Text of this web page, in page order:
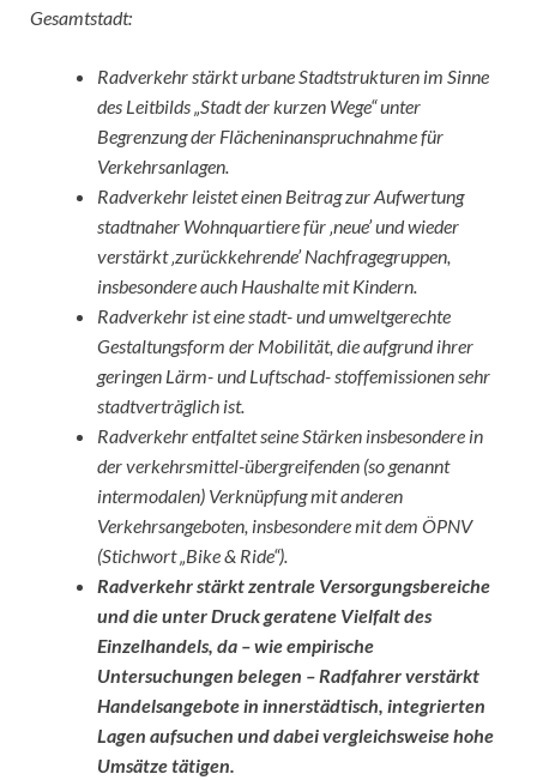
Gesamtstadt:
Radverkehr stärkt urbane Stadtstrukturen im Sinne
des Leitbilds „Stadt der kurzen Wege“ unter
Begrenzung der Flächeninanspruchnahme für
Verkehrsanlagen.
Radverkehr leistet einen Beitrag zur Aufwertung
stadtnaher Wohnquartiere für ‚neue’ und wieder
verstärkt ‚zurückkehrende’ Nachfragegruppen,
insbesondere auch Haushalte mit Kindern.
Radverkehr ist eine stadt- und umweltgerechte
Gestaltungsform der Mobilität, die aufgrund ihrer
geringen Lärm- und Luftschad- stoffemissionen sehr
stadtverträglich ist.
Radverkehr entfaltet seine Stärken insbesondere in
der verkehrsmittel-übergreifenden (so genannt
intermodalen) Verknüpfung mit anderen
Verkehrsangeboten, insbesondere mit dem ÖPNV
(Stichwort „Bike & Ride“).
Radverkehr stärkt zentrale Versorgungsbereiche
und die unter Druck geratene Vielfalt des
Einzelhandels, da – wie empirische
Untersuchungen belegen – Radfahrer verstärkt
Handelsangebote in innerstädtisch, integrierten
Lagen aufsuchen und dabei vergleichsweise hohe
Umsätze tätigen.